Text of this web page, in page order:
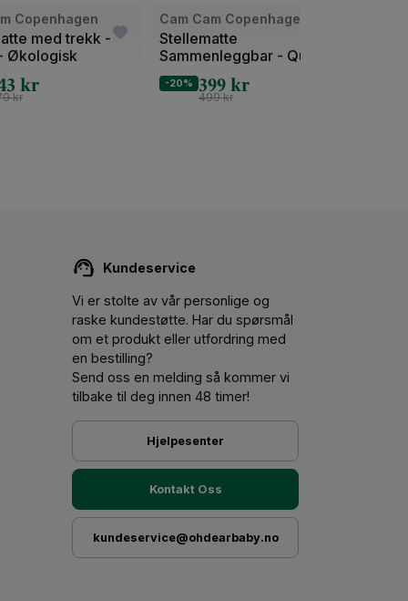
Copenhagen
med trekk -
Økologisk
kr
kr
Cam Cam Copenhagen
Stellematte
Sammenleggbar - Qulitet -
Økologisk
-20% 399kr
499kr
Kundeservice
Vi er stolte av vår personlige og
raske kundestøtte. Har du spørsmål
om et produkt eller utfordring med
en bestilling?
Send oss ​​en melding så kommer vi
tilbake til deg innen 48 timer!
Hjelpesenter
Kontakt Oss
kundeservice@ohdearbaby.no